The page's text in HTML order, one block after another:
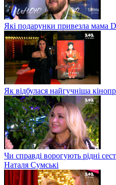
Які подарунки привезла мама
Як відбулася найгучніша
Чи справді ворогують рідні
Наталя Сумські